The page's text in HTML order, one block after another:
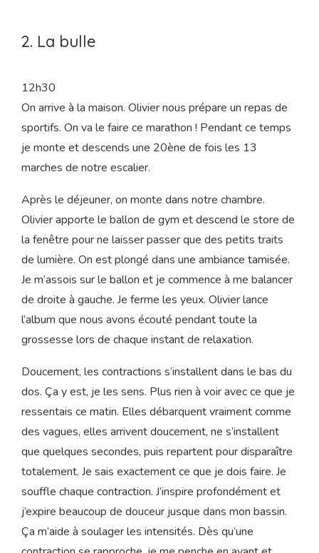
une chance de pouvoir vivre les moments qui suivront à
2. La bulle
On arrive à la maison. Olivier nous prépare un repas de
sportifs. On va le faire ce marathon ! Pendant ce temps
je monte et descends une 20ène de fois les 13
marches de notre escalier.
Après le déjeuner, on monte dans notre chambre.
Olivier apporte le ballon de gym et descend le store de
la fenêtre pour ne laisser passer que des petits traits
Je m’assois sur le ballon et je commence à me balancer
de droite à gauche. Je ferme les yeux. Olivier lance
l’album que nous avons écouté pendant toute la
grossesse lors de chaque instant de relaxation.
Doucement, les contractions s’installent dans le bas du
dos. Ça y est, je les sens. Plus rien à voir avec ce que je
ressentais ce matin. Elles débarquent vraiment comme
des vagues, elles arrivent doucement, ne s’installent